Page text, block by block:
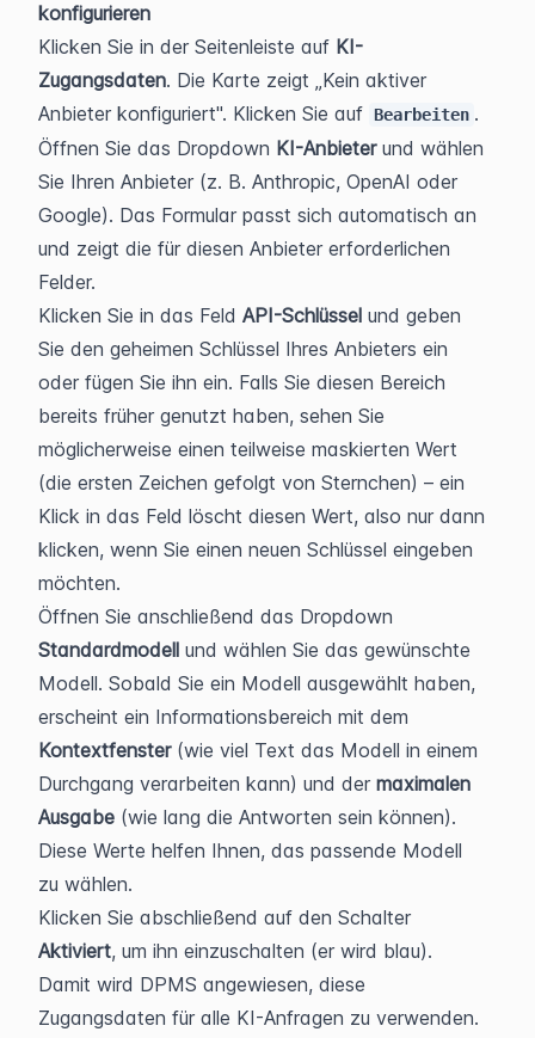
konfigurieren
Klicken Sie in der Seitenleiste auf KI-
Zugangsdaten. Die Karte zeigt „Kein aktiver
Anbieter konfiguriert". Klicken Sie auf Bearbeiten .
Öffnen Sie das Dropdown KI-Anbieter und wählen
Sie Ihren Anbieter (z. B. Anthropic, OpenAI oder
Google). Das Formular passt sich automatisch an
und zeigt die für diesen Anbieter erforderlichen
Felder.
Klicken Sie in das Feld API-Schlüssel und geben
Sie den geheimen Schlüssel Ihres Anbieters ein
oder fügen Sie ihn ein. Falls Sie diesen Bereich
bereits früher genutzt haben, sehen Sie
möglicherweise einen teilweise maskierten Wert
(die ersten Zeichen gefolgt von Sternchen) – ein
Klick in das Feld löscht diesen Wert, also nur dann
klicken, wenn Sie einen neuen Schlüssel eingeben
möchten.
Standardmodell und wählen Sie das gewünschte
Modell. Sobald Sie ein Modell ausgewählt haben,
Kontextfenster (wie viel Text das Modell in einem
Durchgang verarbeiten kann) und der maximalen
Ausgabe (wie lang die Antworten sein können).
Diese Werte helfen Ihnen, das passende Modell
zu wählen.
Aktiviert, um ihn einzuschalten (er wird blau).
Damit wird DPMS angewiesen, diese
Zugangsdaten für alle KI-Anfragen zu verwenden.